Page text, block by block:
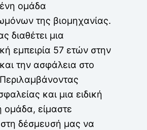
ομάδα
της βιομηχανίας.
διαθέτει μια
εμπειρία 57 ετών στην
την ασφάλεια στο
και μια ειδική
ομάδα, είμαστε
δέσμευσή μας να